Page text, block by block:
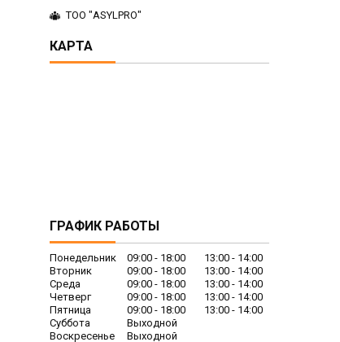
ТОО "ASYLPRO"
КАРТА
ГРАФИК РАБОТЫ
Понедельник 09:00 18:00 13:00
14:00
Вторник
09:00 18:00 13:00
14:00
Среда
09:00 18:00 13:00
14:00
Четверг
09:00 18:00 13:00
14:00
Пятница
09:00 18:00 13:00
14:00
Суббота
Выходной
Воскресенье
Выходной